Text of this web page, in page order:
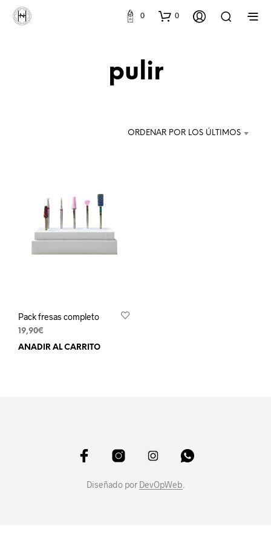
0 0
pulir
ORDENAR POR LOS ÚLTIMOS
Pack fresas completo
19,90€
AÑADIR AL CARRITO
Diseñado por DevOpWeb